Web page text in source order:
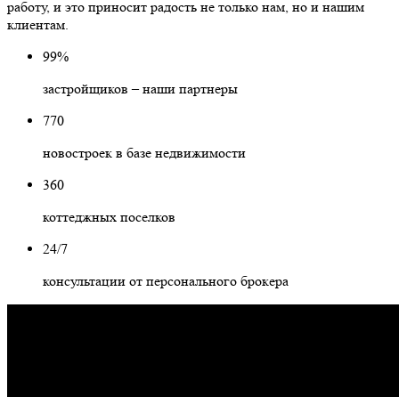
работу, и это приносит радость не только нам, но и нашим
клиентам.
99%
застройщиков – наши партнеры
770
новостроек в базе недвижимости
360
коттеджных поселков
24/7
консультации от персонального брокера